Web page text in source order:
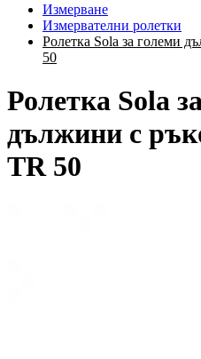
Измерване
Измервателни ролетки
Ролетка Sola за големи
50
Ролетка Sola
дължини с
TR 50